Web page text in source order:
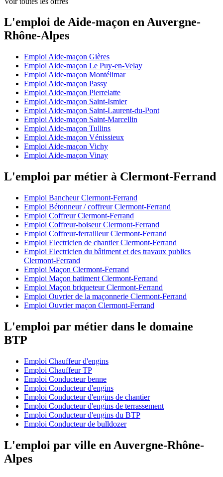
L'emploi de Aide-maçon en Auvergne-
Rhône-Alpes
Emploi Aide-maçon Gières
Emploi Aide-maçon Le Puy-en-Velay
Emploi Aide-maçon Montélimar
Emploi Aide-maçon Passy
Emploi Aide-maçon Pierrelatte
Emploi Aide-maçon Saint-Ismier
Emploi Aide-maçon Saint-Laurent-du-Pont
Emploi Aide-maçon Saint-Marcellin
Emploi Aide-maçon Tullins
Emploi Aide-maçon Vénissieux
Emploi Aide-maçon Vichy
Emploi Aide-maçon Vinay
L'emploi par métier à Clermont-Ferrand
Emploi Bancheur Clermont-Ferrand
Emploi Bétonneur / coffreur Clermont-Ferrand
Emploi Coffreur Clermont-Ferrand
Emploi Coffreur-boiseur Clermont-Ferrand
Emploi Coffreur-ferrailleur Clermont-Ferrand
Emploi Electricien de chantier Clermont-Ferrand
Emploi Electricien du bâtiment et des travaux publics
Clermont-Ferrand
Emploi Maçon Clermont-Ferrand
Emploi Maçon batiment Clermont-Ferrand
Emploi Maçon briqueteur Clermont-Ferrand
Emploi Ouvrier de la maçonnerie Clermont-Ferrand
Emploi Ouvrier maçon Clermont-Ferrand
L'emploi par métier dans le domaine
BTP
Emploi Chauffeur d'engins
Emploi Chauffeur TP
Emploi Conducteur benne
Emploi Conducteur d'engins
Emploi Conducteur d'engins de chantier
Emploi Conducteur d'engins de terrassement
Emploi Conducteur d'engins du BTP
Emploi Conducteur de bulldozer
L'emploi par ville en Auvergne-Rhône-
Alpes